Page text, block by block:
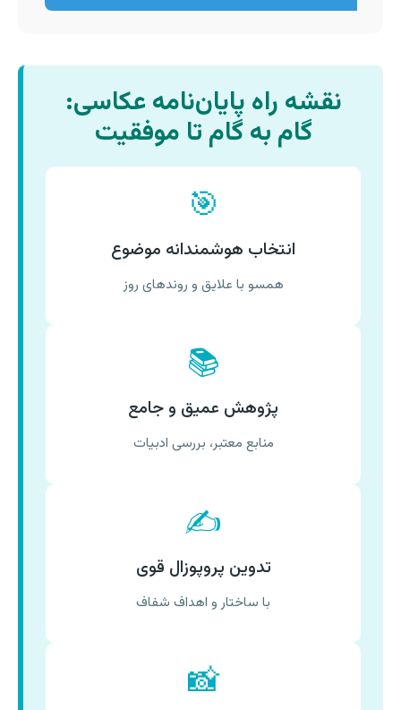
نقشه راه پایان‌نامه عکاسی:
گام به گام تا موفقیت
🎯
انتخاب هوشمندانه موضوع
همسو با علایق و روندهای روز
📚
پژوهش عمیق و جامع
منابع معتبر، بررسی ادبیات
✍️
تدوین پروپوزال قوی
با ساختار و اهداف شفاف
📸